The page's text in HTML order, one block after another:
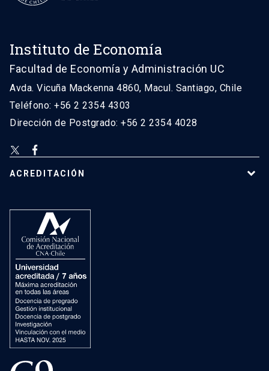
Instituto de Economía
Facultad de Economía y Administración UC
Avda. Vicuña Mackenna 4860, Macul. Santiago, Chile
Teléfono: +56 2 2354 4303
Dirección de Postgrado: +56 2 2354 4028
ACREDITACIÓN